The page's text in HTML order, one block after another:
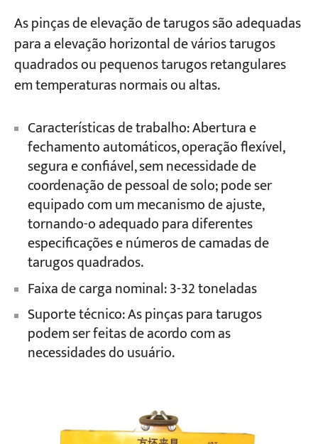
Blogs
Notícias
Aplicações
Sobre nós
As pinças de elevação de tarugos são adequadas
para a elevação horizontal de vários tarugos
quadrados ou pequenos tarugos retangulares
em temperaturas normais ou altas.
Características de trabalho: Abertura e
fechamento automáticos, operação flexível,
segura e confiável, sem necessidade de
coordenação de pessoal de solo; pode ser
equipado com um mecanismo de ajuste,
tornando-o adequado para diferentes
especificações e números de camadas de
tarugos quadrados.
Faixa de carga nominal: 3-32 toneladas
Suporte técnico: As pinças para tarugos
podem ser feitas de acordo com as
necessidades do usuário.